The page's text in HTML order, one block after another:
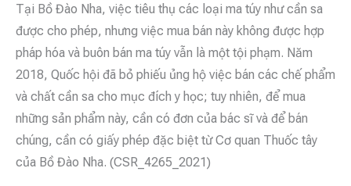
Tại Bồ Đào Nha, việc tiêu thụ các loại ma túy như cần sa
được cho phép, nhưng việc mua bán này không được hợp
pháp hóa và buôn bán ma túy vẫn là một tội phạm. Năm
2018, Quốc hội đã bỏ phiếu ủng hộ việc bán các chế phẩm
và chất cần sa cho mục đích y học; tuy nhiên, để mua
những sản phẩm này, cần có đơn của bác sĩ và để bán
chúng, cần có giấy phép đặc biệt từ Cơ quan Thuốc tây
của Bồ Đào Nha. (CSR_4265_2021)